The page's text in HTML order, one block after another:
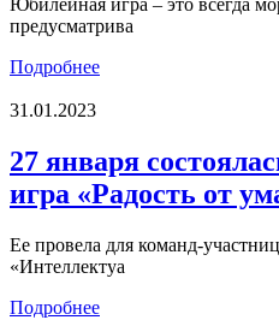
Юбилейная игра – это всегда
предусматрива
Подробнее
31.01.2023
27 января
игра «Радость от
Ее провела для команд-
«Интеллектуа
Подробнее